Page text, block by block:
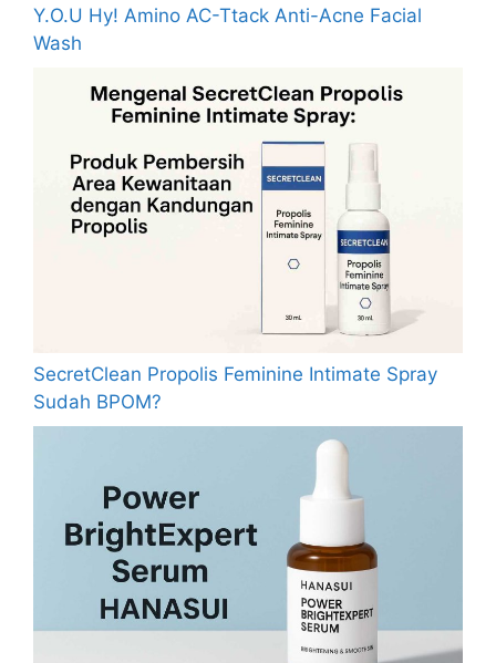
Y.O.U Hy! Amino AC-Ttack Anti-Acne Facial
Wash
SecretClean Propolis Feminine Intimate Spray
Sudah BPOM?